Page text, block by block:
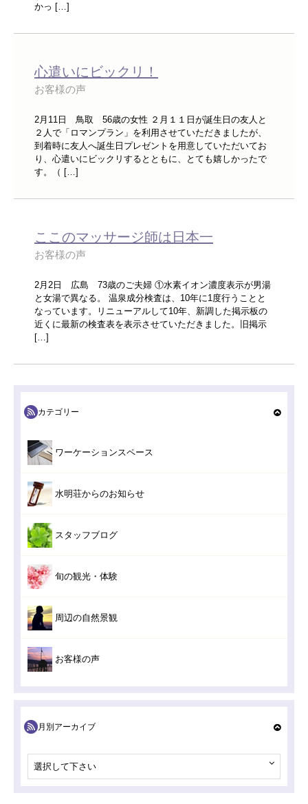
かっ […]
心遣いにビックリ！
お客様の声
2月11日 鳥取 56歳の女性 ２月１１日が誕生日の友人と
２人で「ロマンプラン」を利用させていただきましたが、
到着時に友人へ誕生日プレゼントを用意していただいてお
り、心遣いにビックリするとともに、とても嬉しかったで
す。（ […]
ここのマッサージ師は日本一
お客様の声
2月2日 広島 73歳のご夫婦 ①水素イオン濃度表示が男湯
と女湯で異なる。 温泉成分検査は、10年に1度行うことと
なっています。リニューアルして10年、新調した掲示板の
近くに最新の検査表を表示させていただきました。旧掲示
[…]
カテゴリー
ワーケーションスペース
水明荘からのお知らせ
スタッフブログ
旬の観光・体験
周辺の自然景観
お客様の声
月別アーカイブ
選択して下さい